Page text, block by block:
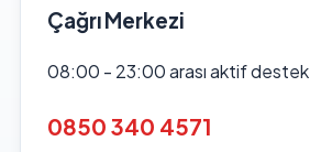
Çağrı Merkezi
08:00 - 23:00 arası aktif destek
0850 340 4571